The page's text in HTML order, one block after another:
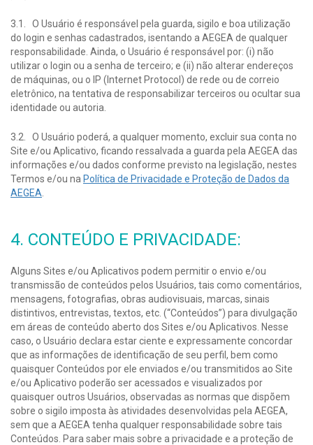
3.1. O Usuário é responsável pela guarda, sigilo e boa utilização
do login e senhas cadastrados, isentando a AEGEA de qualquer
responsabilidade. Ainda, o Usuário é responsável por: (i) não
utilizar o login ou a senha de terceiro; e (ii) não alterar endereços
de máquinas, ou o IP (Internet Protocol) de rede ou de correio
eletrônico, na tentativa de responsabilizar terceiros ou ocultar sua
identidade ou autoria.
3.2. O Usuário poderá, a qualquer momento, excluir sua conta no
Site e/ou Aplicativo, ficando ressalvada a guarda pela AEGEA das
informações e/ou dados conforme previsto na legislação, nestes
Termos e/ou na Política de Privacidade e Proteção de Dados da
AEGEA
4. CONTEÚDO E PRIVACIDADE:
Alguns Sites e/ou Aplicativos podem permitir o envio e/ou
transmissão de conteúdos pelos Usuários, tais como comentários,
mensagens, fotografias, obras audiovisuais, marcas, sinais
distintivos, entrevistas, textos, etc. (“Conteúdos”) para divulgação
em áreas de conteúdo aberto dos Sites e/ou Aplicativos. Nesse
caso, o Usuário declara estar ciente e expressamente concordar
que as informações de identificação de seu perfil, bem como
quaisquer Conteúdos por ele enviados e/ou transmitidos ao Site
e/ou Aplicativo poderão ser acessados e visualizados por
quaisquer outros Usuários, observadas as normas que dispõem
sobre o sigilo imposta às atividades desenvolvidas pela AEGEA,
sem que a AEGEA tenha qualquer responsabilidade sobre tais
Conteúdos. Para saber mais sobre a privacidade e a proteção de